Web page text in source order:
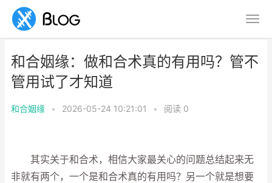
和合姻缘：做和合术真的有用吗？管不
管用试了才知道
和合姻缘 • 2026-05-24 10:21:01 • 阅读 0
其实关于和合术，相信大家最关心的问题总结起来无
非就有两个，一个是和合术真的有用吗？另一个就是想要